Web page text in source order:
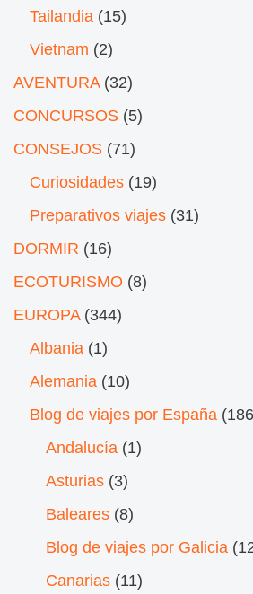
Tailandia (15)
Vietnam (2)
AVENTURA(32)
CONCURSOS (5)
CONSEJOS (71)
Curiosidades (19)
Preparativos viajes (31)
DORMIR (16)
ECOTURISMO (8)
EUROPA(344)
Albania (1)
Alemania (10)
Blog de viajes por España
Andalucía (1)
Asturias (3)
Baleares (8)
Blog de viajes por Galicia
Canarias (11)